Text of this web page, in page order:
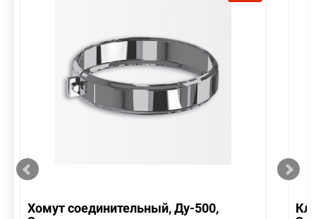
Хомут соединительный, Ду-500,